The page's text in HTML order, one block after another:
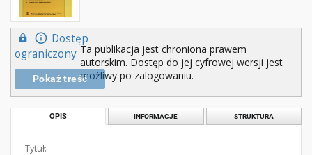
Dostęp
ograniczony
Pokaż treść
Ta publikacja jest chroniona prawem
autorskim. Dostęp do jej cyfrowej wersji jest
możliwy po zalogowaniu.
OPIS INFORMACJE STRUKTURA
Tytuł: